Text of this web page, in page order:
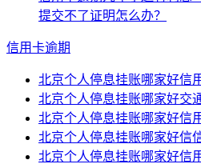
提交不了证明怎么办？
信用卡逾期
北京个人停息挂账哪家好信
北京个人停息挂账哪家好交
北京个人停息挂账哪家好信
北京个人停息挂账哪家好信
北京个人停息挂账哪家好信